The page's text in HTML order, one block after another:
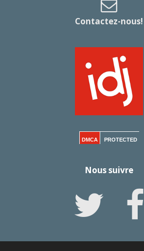
Contactez-nous!
DMCA PROTECTED
Nous suivre